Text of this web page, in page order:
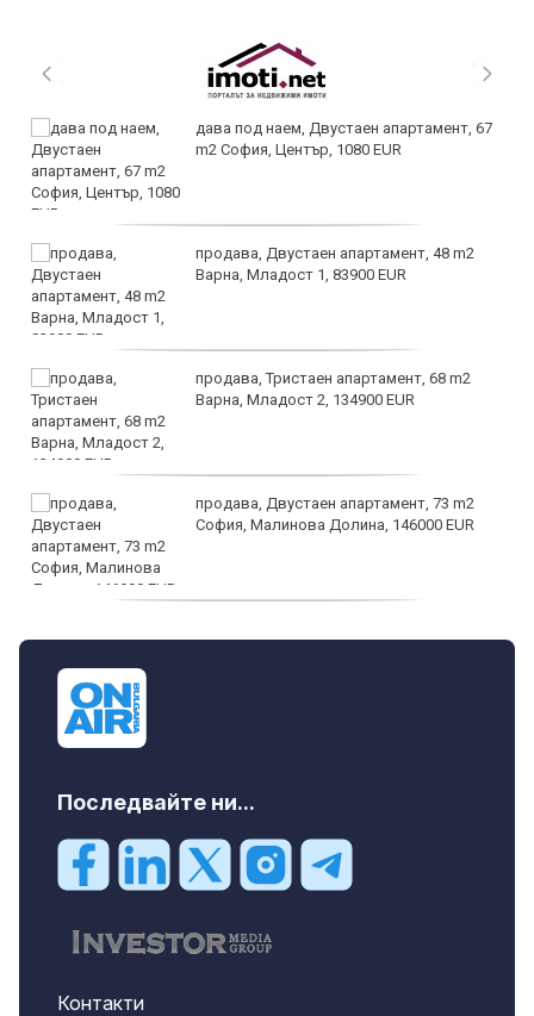
дава под наем, Двустаен апартамент, 67
m2 София, Център, 1080 EUR
продава, Двустаен апартамент, 48 m2
Варна, Младост 1, 83900 EUR
продава, Тристаен апартамент, 68 m2
Варна, Младост 2, 134900 EUR
продава, Двустаен апартамент, 73 m2
София, Малинова Долина, 146000 EUR
Последвайте ни...
Контакти